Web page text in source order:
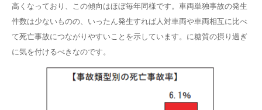
高くなっており、この傾向はほぼ毎年同様です。車両単独事故の発生
件数は少ないものの、いったん発生すれば人対車両や車両相互に比べ
て死亡事故につながりやすいことを示しています。に糖質の摂り過ぎ
に気を付けるべきなのです。